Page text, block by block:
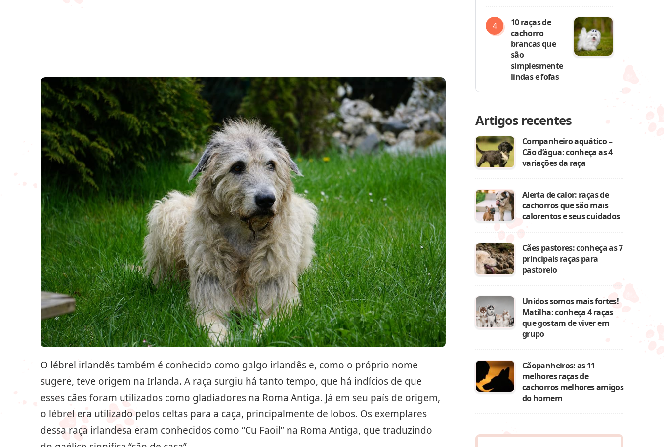
O lébrel irlandês também é conhecido como galgo irlandês e, como o próprio nome
sugere, teve origem na Irlanda. A raça surgiu há tanto tempo, que há indícios de que
esses cães foram utilizados como gladiadores na Roma Antiga. Já em seu país de origem,
o lébrel era utilizado pelos celtas para a caça, principalmente de lobos. Os exemplares
dessa raça irlandesa eram conhecidos como “Cu Faoil” na Roma Antiga, que traduzindo
10 raças de
cachorro
brancas que
são
simplesmente
lindas e fofas
Artigos recentes
Companheiro aquático –
Cão d’água: conheça as 4
variações da raça
Alerta de calor: raças de
cachorros que são mais
calorentos e seus cuidados
Cães pastores: conheça as 7
principais raças para
pastoreio
Unidos somos mais fortes!
Matilha: conheça 4 raças
que gostam de viver em
grupo
Cãopanheiros: as 11
melhores raças de
cachorros melhores amigos
do homem